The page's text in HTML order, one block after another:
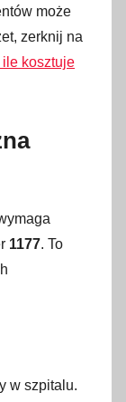
może
zerknij na
kosztuje
1177. To
w szpitalu.